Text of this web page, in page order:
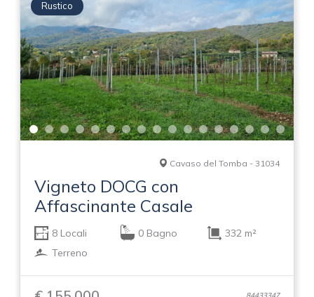
Rustico
Cavaso del Tomba - 31034
Vigneto DOCG con
Affascinante Casale
8 Locali 0 Bagno
332 m²
Terreno